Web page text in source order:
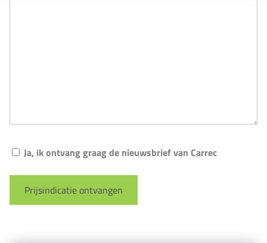
Ja, ik ontvang graag de nieuwsbrief van Carrec
Prijsindicatie ontvangen